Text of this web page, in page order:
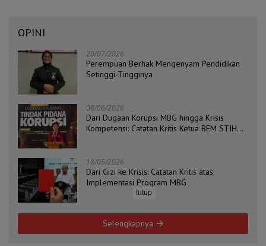
OPINI
20/07/2026
Perempuan Berhak Mengenyam Pendidikan
Setinggi-Tingginya
08/06/2026
Dari Dugaan Korupsi MBG hingga Krisis
Kompetensi: Catatan Kritis Ketua BEM STIH
18/05/2026
Dari Gizi ke Krisis: Catatan Kritis atas
Implementasi Program MBG
Selengkapnya
tutup